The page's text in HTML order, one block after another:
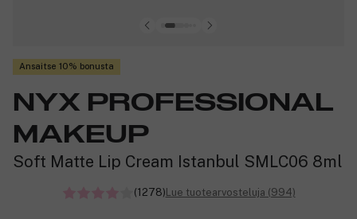
Ansaitse 10% bonusta
NYX PROFESSIONAL
MAKEUP
Soft Matte Lip Cream Istanbul SMLC06 8ml
(1278)Lue tuotearvosteluja (994)